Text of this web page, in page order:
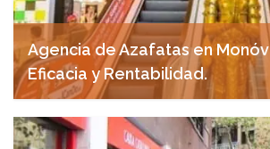
Agencia de Azafatas en
Eficacia y Rentabilidad.
noviembre 7, 2024